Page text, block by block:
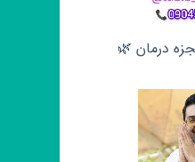
درمان 🌿